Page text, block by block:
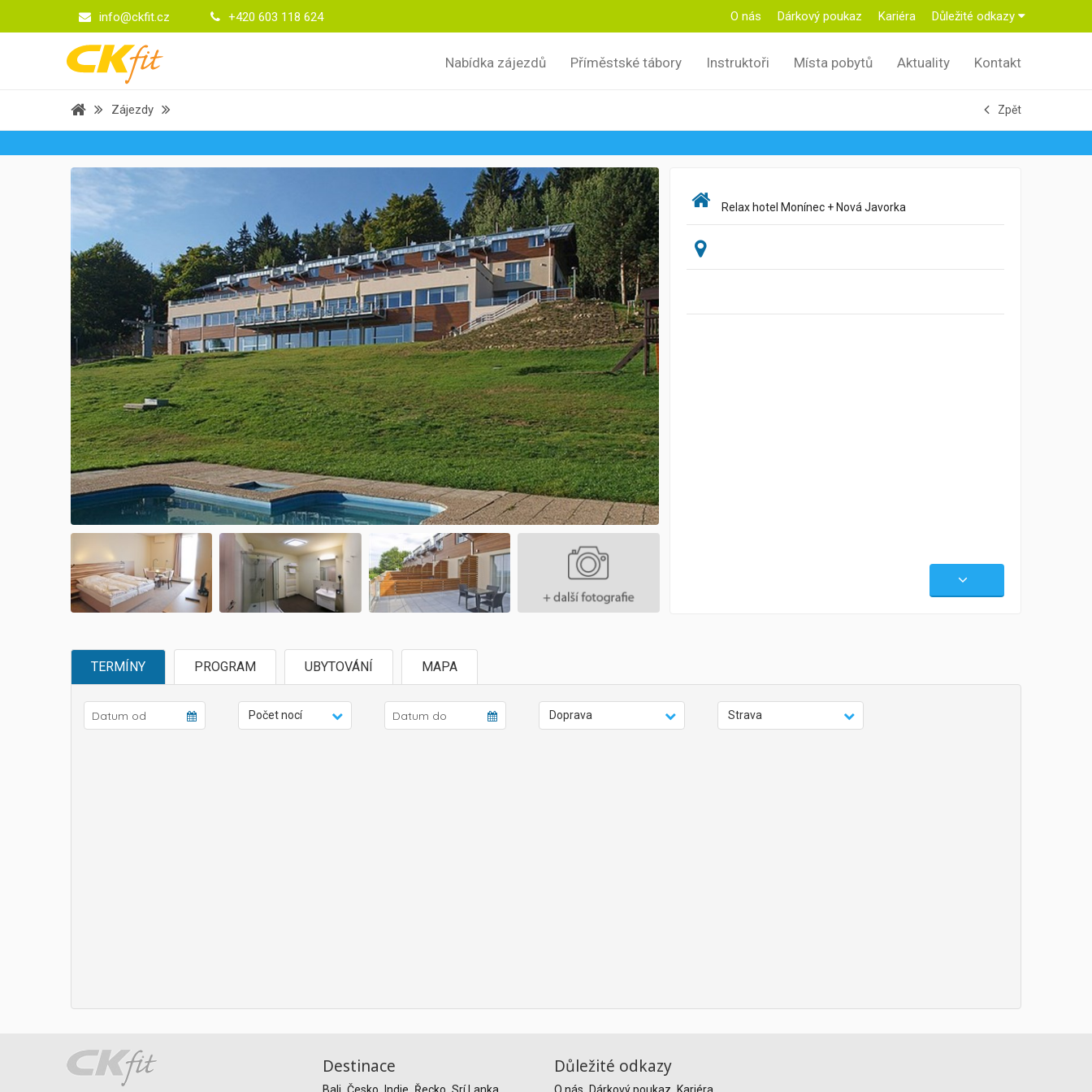
info@ckfit.cz +420 603 118 624 Důležité odkazy
Kariéra
Dárkový poukaz
O nás
Nabídka zájezdů Příměstské tábory Instruktoři Místa pobytů Aktuality Kontakt
Zájezdy Zpět
Relax hotel Monínec + Nová Javorka
TERMÍNY PROGRAM UBYTOVÁNÍ MAPA
Počet nocí Doprava Strava
Destinace Důležité odkazy